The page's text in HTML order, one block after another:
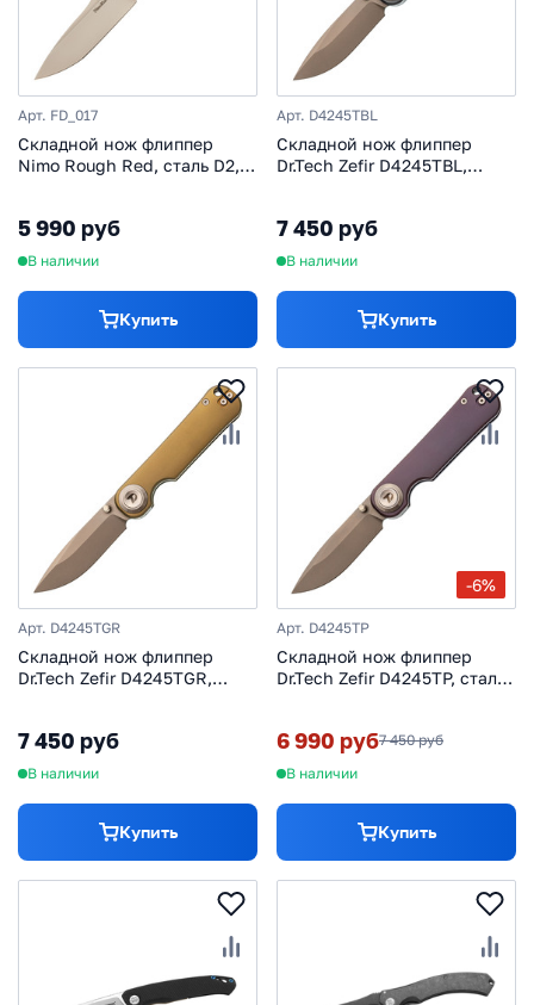
Арт. FD_017
Складной нож флиппер
Nimo Rough Red, сталь D2,
5 990 руб
В наличии
Купить
Арт. D4245TBL
Складной нож флиппер
Dr.Tech Zefir D4245TBL,
7 450 руб
В наличии
Купить
Арт. D4245TGR
Складной нож флиппер
Dr.Tech Zefir D4245TGR,
7 450 руб
В наличии
Купить
-6%
Арт. D4245TP
Складной нож флиппер
Dr.Tech Zefir D4245TP, сталь
6 990 руб7 450 руб
В наличии
Купить